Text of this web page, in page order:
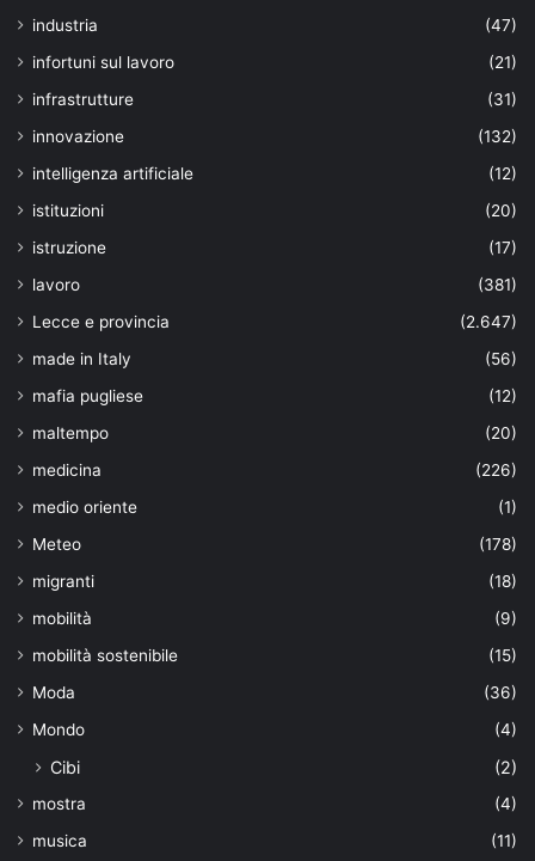
industria
(47)
infortuni sul lavoro
(21)
infrastrutture
(31)
innovazione
(132)
intelligenza artificiale
(12)
istituzioni
(20)
istruzione
(17)
lavoro
(381)
Lecce e provincia
(2.647)
made in Italy
(56)
mafia pugliese
(12)
maltempo
(20)
medicina
(226)
medio oriente
(1)
Meteo
(178)
migranti
(18)
mobilità
(9)
mobilità sostenibile
(15)
Moda
(36)
Mondo
(4)
Cibi (2)
mostra
(4)
musica
(11)